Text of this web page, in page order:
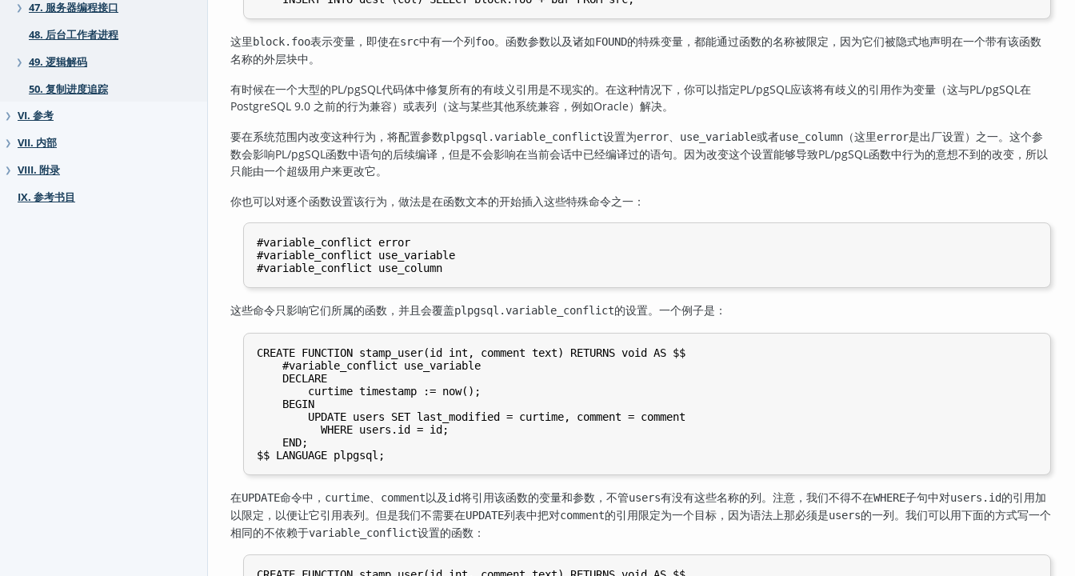
❯
47. 服务器编程接口
48. 后台工作者进程
❯
49. 逻辑解码
50. 复制进度追踪
❯ VI. 参考
❯ VII. 内部
❯
VIII. 附录
IX. 参考书目
这里 block.foo表示变量，即使在src中有一个列foo。函数参数以及诸如FOUND的特殊变量，都能通过函数的名称被限定，因为它们被隐式地声明在一个带有该函数
名称的外层块中。
有时候在一个大型的PL/pgSQL代码体中修复所有的有歧义引用是不现实的。在这种情况下，你可以指定PL/pgSQL应该将有歧义的引用作为变量（这与PL/pgSQL在
PostgreSQL 9.0 之前的行为兼容）或表列（这与某些其他系统兼容，例如Oracle）解决。
要在系统范围内改变这种行为，将配置参数plpgsql.variable_conflict设置为error use_variable或者use_column （这里error是出厂设置）之一。这个参
数会影响PL/pgSQL 函数中语句的后续编译，但是不会影响在当前会话中已经编译过的语句。因为改变这个设置能够导致PL/pgSQL 函数中行为的意想不到的改变，所以
只能由一个超级用户来更改它。
你也可以对逐个函数设置该行为，做法是在函数文本的开始插入这些特殊命令之一：
#variable_conflict error
#variable_conflict use_variable
这些命令只影响它们所属的函数，并且会覆盖plpgsql.variable_conflict的设置。一个例子是：
CREATE FUNCTION stamp_user(id int, comment text) RETURNS void AS $$
    #variable_conflict use_variable
    DECLARE
        curtime timestamp := now();
    BEGIN
        UPDATE users SET last_modified = curtime, comment = comment
          WHERE users.id = id;
    END;
在UPDATE命令中， curtime comment以及id将引用该函数的变量和参数，不管users有没有这些名称的列。注意，我们不得不在WHERE子句中对users.id的引用加
以限定，以便让它引用表列。但是我们不需要在UPDATE列表中把对comment的引用限定为一个目标，因为语法上那必须是users的一列。我们可以用下面的方式写一个
相同的不依赖于variable_conflict设置的函数：